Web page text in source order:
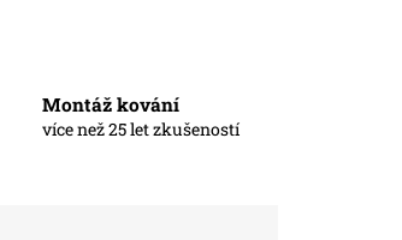
Montáž kování
více než 25 let zkušeností